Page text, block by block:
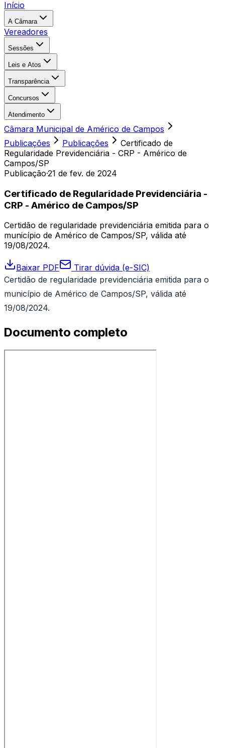
Início
A Câmara
Vereadores
Sessões
Leis e Atos
Transparência
Concursos
Atendimento
Câmara Municipal de Américo de Campos
Publicações
Publicações
Certificado de
Regularidade Previdenciária - CRP - Américo de
Campos/SP
Publicação·21 de fev. de 2024
Certificado de Regularidade Previdenciária -
CRP - Américo de Campos/SP
Certidão de regularidade previdenciária emitida para o
município de Américo de Campos/SP, válida até
19/08/2024.
Baixar PDF
Tirar dúvida (e-SIC)
Certidão de regularidade previdenciária emitida para o
município de Américo de Campos/SP, válida até
19/08/2024.
Documento completo